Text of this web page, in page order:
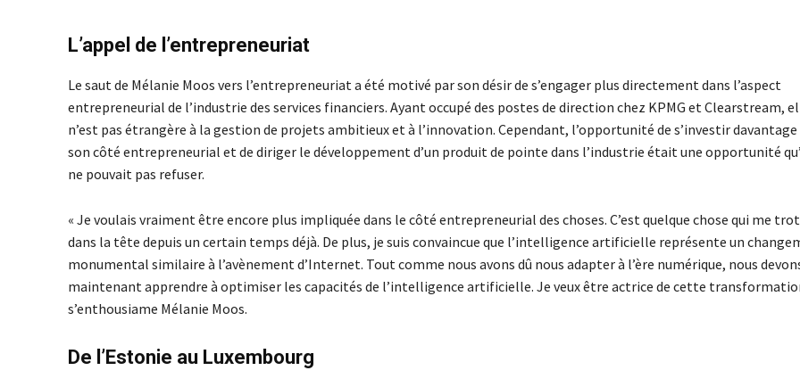
L’appel de l’entrepreneuriat
Le saut de Mélanie Moos vers l’entrepreneuriat a été motivé par son désir de s’engager plus directement dans l’aspect
entrepreneurial de l’industrie des services financiers. Ayant occupé des postes de direction chez KPMG et Clearstream,
n’est pas étrangère à la gestion de projets ambitieux et à l’innovation. Cependant, l’opportunité de s’investir davantage
son côté entrepreneurial et de diriger le développement d’un produit de pointe dans l’industrie était une opportunité
ne pouvait pas refuser.
« Je voulais vraiment être encore plus impliquée dans le côté entrepreneurial des choses. C’est quelque chose qui me
dans la tête depuis un certain temps déjà. De plus, je suis convaincue que l’intelligence artificielle représente un
monumental similaire à l’avènement d’Internet. Tout comme nous avons dû nous adapter à l’ère numérique, nous
maintenant apprendre à optimiser les capacités de l’intelligence artificielle. Je veux être actrice de cette
s’enthousiame Mélanie Moos.
De l’Estonie au Luxembourg